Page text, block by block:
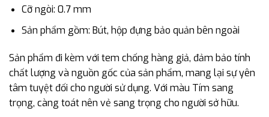
Cỡ ngòi: 0.7 mm
Sản phẩm gồm: Bút, hộp đựng bảo quản bên ngoài
Sản phẩm đi kèm với tem chống hàng giả, đảm bảo tính
chất lượng và nguồn gốc của sản phẩm, mang lại sự yên
tâm tuyệt đối cho người sử dụng. Với màu Tím sang
trọng, càng toát nên vẻ sang trọng cho người sở hữu.